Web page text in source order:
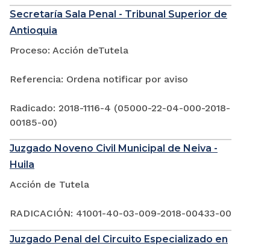
Secretaría Sala Penal - Tribunal Superior de
Antioquia
Proceso: Acción deTutela
Referencia: Ordena notificar por aviso
Radicado: 2018-1116-4 (05000-22-04-000-2018-
00185-00)
Juzgado Noveno Civil Municipal de Neiva -
Huila
Acción de Tutela
RADICACIÓN: 41001-40-03-009-2018-00433-00
Juzgado Penal del Circuito Especializado en